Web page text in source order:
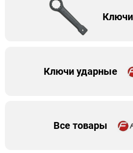
Ключи ударные
Все товары